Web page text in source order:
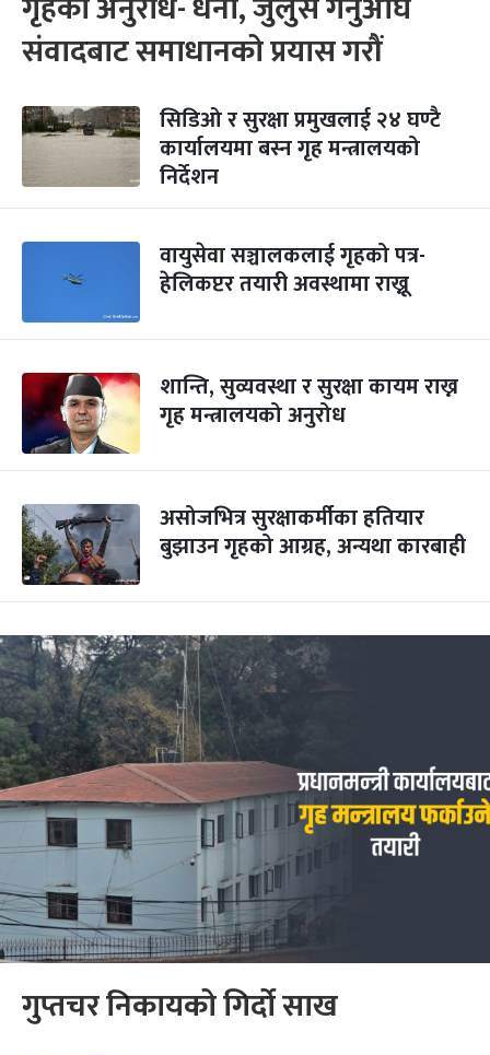
संवादबाट समाधानको प्रयास गरौं
सिडिओ र सुरक्षा प्रमुखलाई २४ घण्टै
कार्यालयमा बस्न गृह मन्त्रालयको
निर्देशन
वायुसेवा सञ्चालकलाई गृहको पत्र-
हेलिकप्टर तयारी अवस्थामा राख्नू
शान्ति, सुव्यवस्था र सुरक्षा कायम राख्न
गृह मन्त्रालयको अनुरोध
असोजभित्र सुरक्षाकर्मीका हतियार
बुझाउन गृहको आग्रह, अन्यथा कारबाही
गुप्तचर निकायको गिर्दो साख